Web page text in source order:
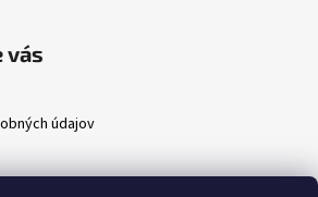
vás
údajov